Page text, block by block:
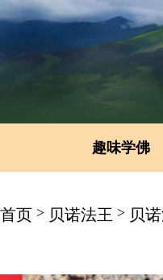
趣味学佛
首页 > 贝诺法王 > 贝